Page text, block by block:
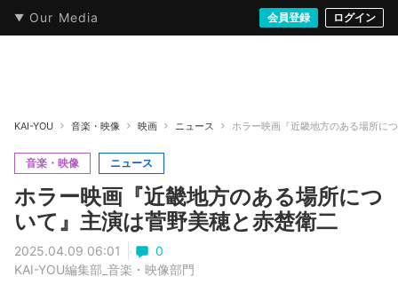
Our Media 会員登録 ログイン
本・文芸 情報化社会 音楽・映像 ゲームストリート
KAI-YOU 音楽・映像 映画 ニュース ホラー映画『近畿地方のある場所に
音楽・映像 ニュース
ホラー映画『近畿地方のある場所につ
いて』主演は菅野美穂と赤楚衛二
2025.04.09 06:01
0
KAI-YOU編集部_音楽・映像部門